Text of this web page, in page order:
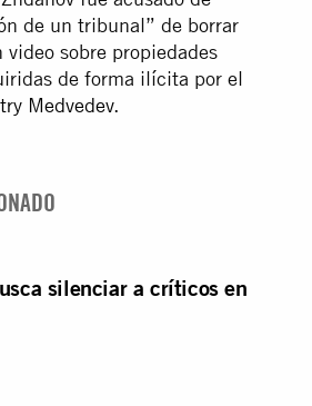
de un tribunal” de borrar
sobre propiedades
de forma ilícita por el
Medvedev.
silenciar a críticos en